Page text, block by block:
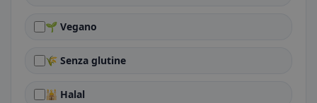
🌱 Vegano
🌾 Senza glutine
🕌 Halal